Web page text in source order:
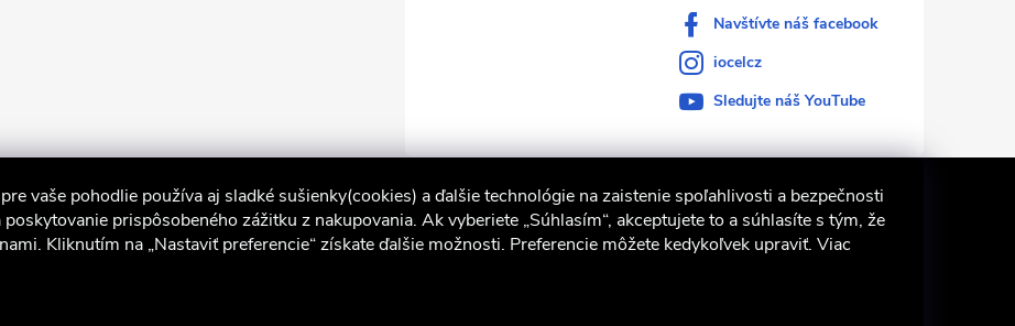
vaše pohodlie používa aj sladké sušienky(cookies) a ďalšie technológie na zaistenie spoľahlivosti a bezpečnosti
prispôsobeného zážitku z nakupovania. Ak vyberiete „Súhlasím“, akceptujete to a súhlasíte s tým, že
Kliknutím na „Nastaviť preferencie“ získate ďalšie možnosti. Preferencie môžete kedykoľvek upraviť. Viac
Navštívte náš facebook
iocelcz
Sledujte náš YouTube
iocel.sk Obchodné podmienky Ochrana osobných údajov